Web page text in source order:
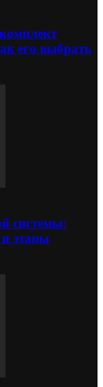
его выбрать
системы:
этапы